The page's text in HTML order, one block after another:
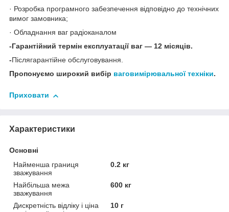
· Розробка програмного забезпечення відповідно до технічних
вимог замовника;
· Обладнання ваг радіоканалом
-Гарантійний термін експлуатації ваг — 12 місяців.
-Післягарантійне обслуговування.
Пропонуємо широкий вибір ваговимірювальної техніки.
Приховати
Характеристики
Основні
Найменша границя
зважування
0.2 кг
Найбільша межа
зважування
600 кг
Дискретність відліку і ціна
10 г